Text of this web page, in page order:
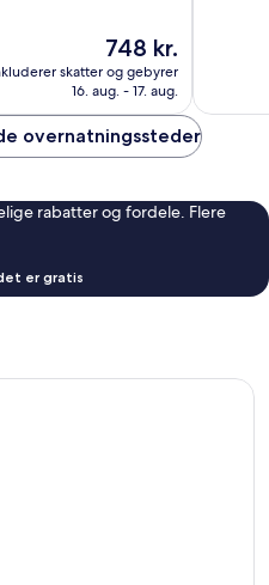
Prisen
748 kr.
748 kr.
skatter og gebyrer
16. aug. - 17. aug.
overnatningssteder
rabatter og fordele. Flere
er gratis